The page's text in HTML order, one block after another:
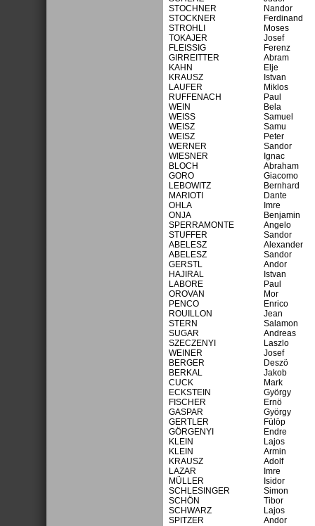
STOCHNER
Nandor
STOCKNER
Ferdinand
STROHLI
Moses
TOKAJER
Josef
FLEISSIG
Ferenz
GIRREITTER
Abram
KAHN
Elje
KRAUSZ
Istvan
LAUFER
Miklos
RUFFENACH
Paul
WEIN
Bela
WEISS
Samuel
WEISZ
Samu
WEISZ
Peter
WERNER
Sandor
WIESNER
Ignac
BLOCH
Abraham
GORO
Giacomo
LEBOWITZ
Bernhard
MARIOTI
Dante
OHLA
Imre
ONJA
Benjamin
SPERRAMONTE
Angelo
STUFFER
Sandor
ABELESZ
Alexander
ABELESZ
Sandor
GERSTL
Andor
HAJIRAL
Istvan
LABORE
Paul
OROVAN
Mor
PENCO
Enrico
ROUILLON
Jean
STERN
Salamon
SUGAR
Andreas
SZECZENYI
Laszlo
WEINER
Josef
BERGER
Deszö
BERKAL
Jakob
CUCK
Mark
ECKSTEIN
György
FISCHER
Ernö
GASPAR
György
GERTLER
Fülöp
GÖRGENYI
Endre
KLEIN
Lajos
KLEIN
Armin
KRAUSZ
Adolf
LAZAR
Imre
MÜLLER
Isidor
SCHLESINGER
Simon
SCHÖN
Tibor
SCHWARZ
Lajos
SPITZER
Andor